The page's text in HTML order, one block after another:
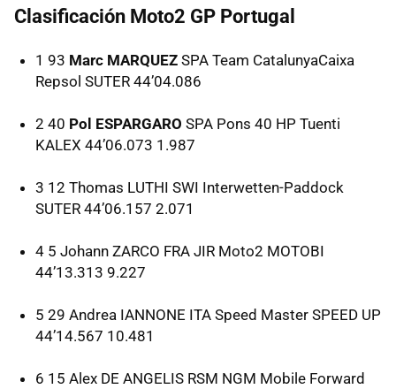
Clasificación Moto2 GP Portugal
1 93 Marc MARQUEZ SPA Team CatalunyaCaixa
Repsol SUTER 44’04.086
2 40 Pol ESPARGARO SPA Pons 40 HP Tuenti
KALEX 44’06.073 1.987
3 12 Thomas LUTHI SWI Interwetten-Paddock
SUTER 44’06.157 2.071
4 5 Johann ZARCO FRA JIR Moto2 MOTOBI
44’13.313 9.227
5 29 Andrea IANNONE ITA Speed Master SPEED UP
44’14.567 10.481
6 15 Alex DE ANGELIS RSM NGM Mobile Forward